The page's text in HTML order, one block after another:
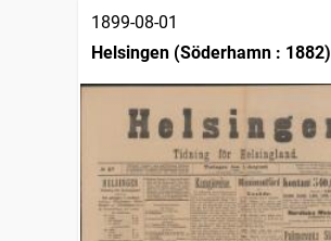
1899-08-01
Helsingen (Söderhamn : 1882)